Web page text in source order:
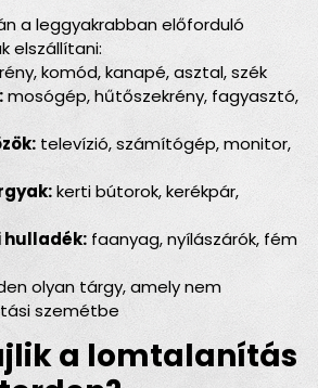
a leggyakrabban előforduló
elszállítani:
komód, kanapé, asztal, szék
mosógép, hűtőszekrény, fagyasztó,
televízió, számítógép, monitor,
kerti bútorok, kerékpár,
hulladék: faanyag, nyílászárók, fém
olyan tárgy, amely nem
szemétbe
a lomtalanítás